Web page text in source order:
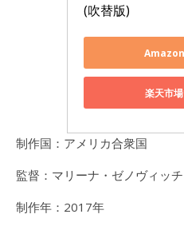
(吹替版)
楽天市
制作国：アメリカ合衆国
監督：マリーナ・ゼノヴィッチ
制作年：2017年